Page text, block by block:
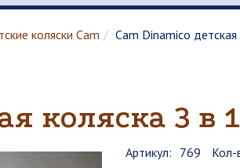
коляски Cam Cam Dinamico
коляска 3 в
Артикул: 769
Кол-